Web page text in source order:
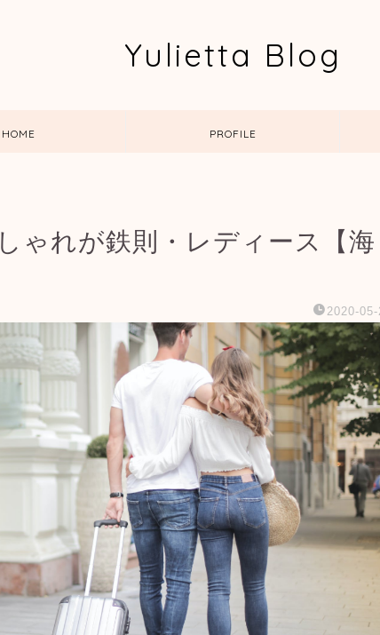
Yulietta Blog
HOME PROFILE
ゃれが鉄則・レディース【海
2020-05-